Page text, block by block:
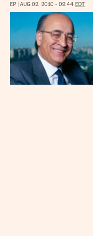
EP | AUG 02, 2010 - 09:44 EDT